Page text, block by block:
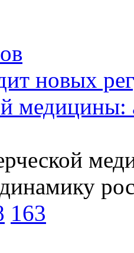
новых
медицины:
163